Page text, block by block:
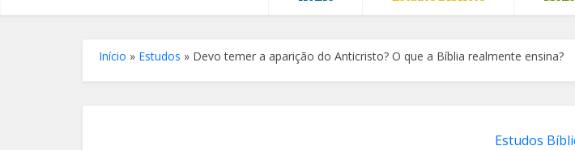
Início » Estudos » Devo temer a aparição do Anticristo? O que a Bíblia realmente ensina?
Estudos